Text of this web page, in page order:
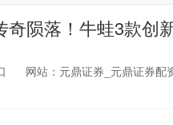
陨落！牛蛙3款创
网站：元鼎证券_元鼎证券配